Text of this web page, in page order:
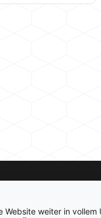
Website weiter in